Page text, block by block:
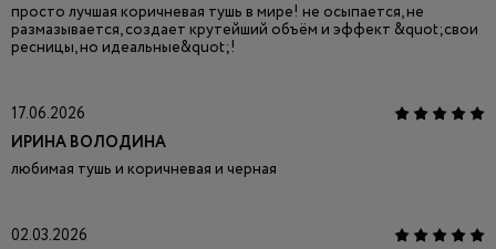
просто лучшая коричневая тушь в мире! не осыпается, не
размазывается, создает крутейший объём и эффект &quot;свои
ресницы, но идеальные&quot;!
17.06.2026
ИРИНА ВОЛОДИНА
любимая тушь и коричневая и черная
02.03.2026